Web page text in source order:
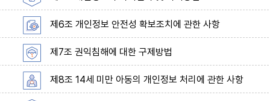
제6조 개인정보 안전성 확보조치에 관한 사항
제7조 권익침해에 대한 구제방법
제8조 14세 미만 아동의 개인정보 처리에 관한 사항